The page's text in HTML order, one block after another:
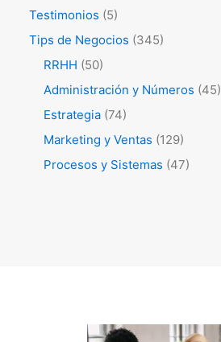
Testimonios (5)
Tips de Negocios (345)
RRHH (50)
Administración y Números (45)
Estrategia (74)
Marketing y Ventas (129)
Procesos y Sistemas (47)